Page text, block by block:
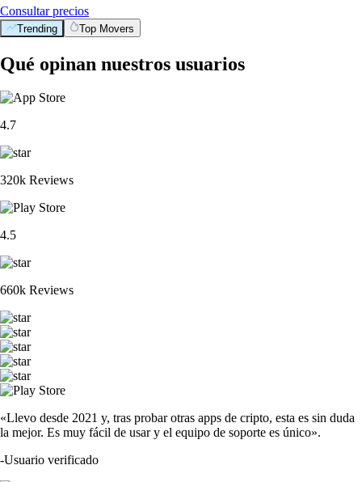
Consultar precios
Trending Top Movers
Qué opinan nuestros usuarios
4.7
320k Reviews
4.5
660k Reviews
«Llevo desde 2021 y, tras probar otras apps de cripto, esta es sin duda
la mejor. Es muy fácil de usar y el equipo de soporte es único».
-Usuario verificado